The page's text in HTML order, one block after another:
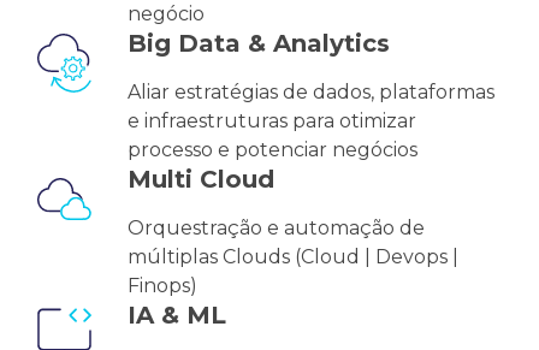
negócio
Big Data & Analytics
Aliar estratégias de dados, plataformas
e infraestruturas para otimizar
processo e potenciar negócios
Multi Cloud
Orquestração e automação de
múltiplas Clouds (Cloud | Devops |
Finops)
IA​ & ML